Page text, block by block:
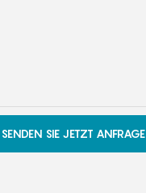
SENDEN SIE JETZT ANFRAGE